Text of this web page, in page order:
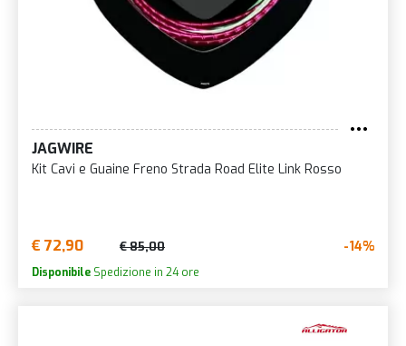
JAGWIRE
Kit Cavi e Guaine Freno Strada Road Elite Link Rosso
€ 72,90 € 85,00 -14%
Disponibile Spedizione in 24 ore